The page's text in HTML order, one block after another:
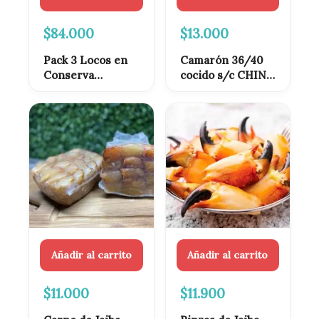
$84.000
Pack 3 Locos en
Conserva
Oferta Especial
$13.000
Camarón 36/40
cocido s/c CHINO
Añadir al carrito
$11.000
Añadir al carrito
$11.900